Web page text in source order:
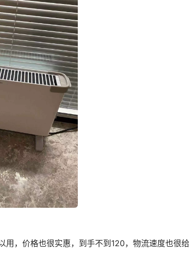
用，价格也很实惠，到手不到120，物流速度也很给